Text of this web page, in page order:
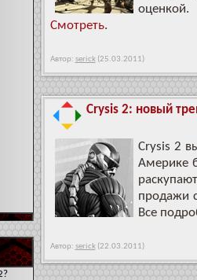
оценкой.
Смотреть.
Автор: serick(25.03.2011)
Crysis 2: новый
Crysis 2
Америке
продажи
Все
Автор: serick(22.03.2011)